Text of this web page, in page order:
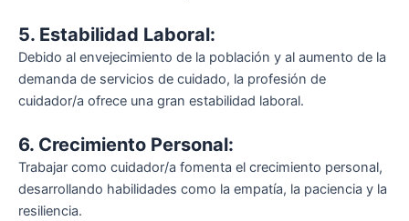
5. Estabilidad Laboral:
Debido al envejecimiento de la población y al aumento de la
demanda de servicios de cuidado, la profesión de
cuidador/a ofrece una gran estabilidad laboral.
6. Crecimiento Personal:
Trabajar como cuidador/a fomenta el crecimiento personal,
desarrollando habilidades como la empatía, la paciencia y la
resiliencia.